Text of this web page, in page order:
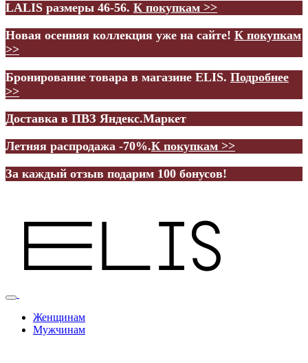
LALIS размеры 46-56. К покупкам >>
Новая осенняя коллекция уже на сайте! К покупкам
>>
Бронирование товара в магазине ELIS. Подробнее
>>
Доставка в ПВЗ Яндекс.Маркет
Летняя распродажа -70%.К покупкам >>
За каждый отзыв подарим 100 бонусов!
Женщинам
Мужчинам